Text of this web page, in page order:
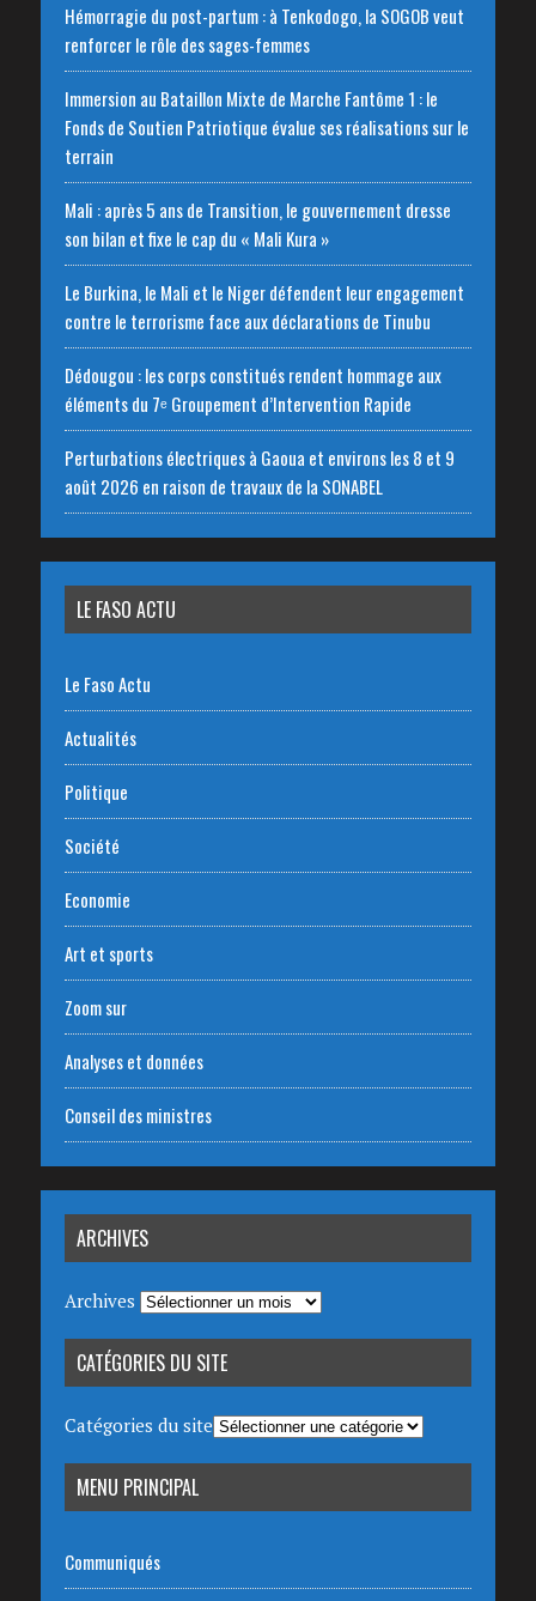
Hémorragie du post-partum : à Tenkodogo, la SOGOB veut
renforcer le rôle des sages-femmes
Immersion au Bataillon Mixte de Marche Fantôme 1 : le
Fonds de Soutien Patriotique évalue ses réalisations sur le
terrain
Mali : après 5 ans de Transition, le gouvernement dresse
son bilan et fixe le cap du « Mali Kura »
Le Burkina, le Mali et le Niger défendent leur engagement
contre le terrorisme face aux déclarations de Tinubu
Dédougou : les corps constitués rendent hommage aux
éléments du 7ᵉ Groupement d’Intervention Rapide
Perturbations électriques à Gaoua et environs les 8 et 9
août 2026 en raison de travaux de la SONABEL
LE FASO ACTU
Le Faso Actu
Actualités
Politique
Société
Economie
Art et sports
Zoom sur
Analyses et données
Conseil des ministres
ARCHIVES
Archives
CATÉGORIES DU SITE
Catégories du site
MENU PRINCIPAL
Communiqués